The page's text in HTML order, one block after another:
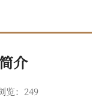
介
览： 249